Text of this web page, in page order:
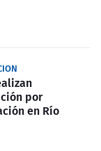
por
en Río